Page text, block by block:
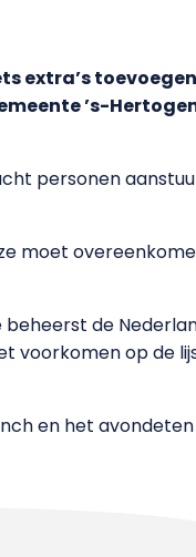
extra’s
’s-
personen
moet
de
voorkomen op de
en het